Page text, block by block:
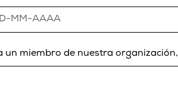
un miembro de nuestra